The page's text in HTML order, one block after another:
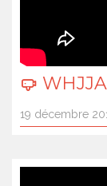
19 décembre